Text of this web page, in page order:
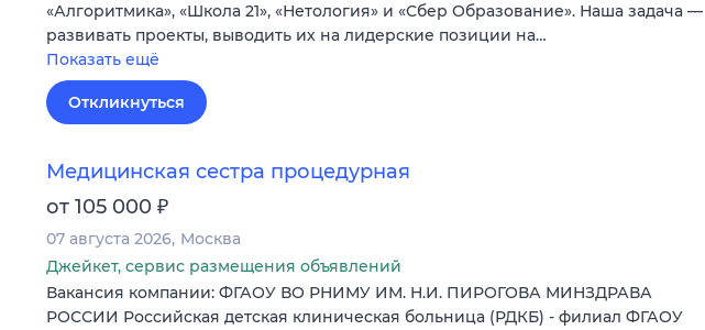
«Алгоритмика», «Школа 21», «Нетология» и «Сбер Образование». Наша задача —
развивать проекты, выводить их на лидерские позиции на…
Показать ещё
Откликнуться
Медицинская сестра процедурная
от 105 000 ₽
07 августа 2026 Москва
Джейкет, сервис размещения объявлений
Вакансия компании: ФГАОУ ВО РНИМУ ИМ. Н.И. ПИРОГОВА МИНЗДРАВА
РОССИИ Российская детская клиническая больница (РДКБ) - филиал ФГАОУ